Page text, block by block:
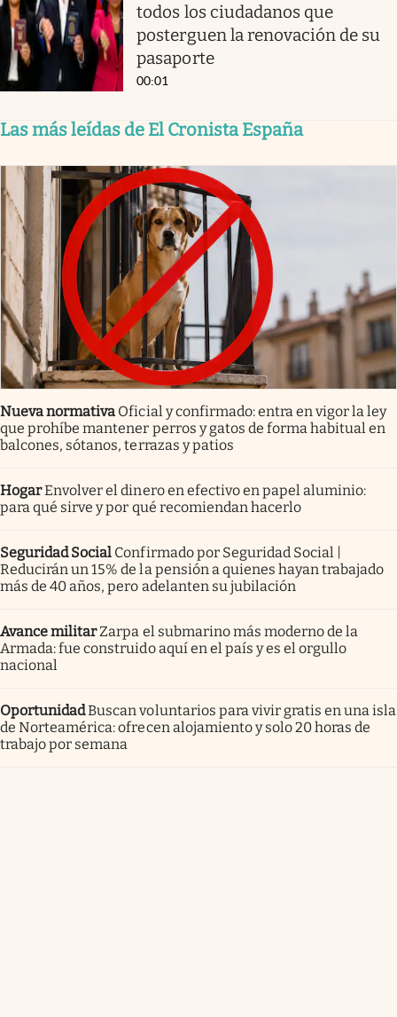
todos los ciudadanos que
posterguen la renovación de su
pasaporte
00:01
Las más leídas de El Cronista España
Nueva normativa Oficial y confirmado: entra en vigor la ley
que prohíbe mantener perros y gatos de forma habitual en
balcones, sótanos, terrazas y patios
HogarEnvolver el dinero en efectivo en papel aluminio:
para qué sirve y por qué recomiendan hacerlo
Seguridad Social Confirmado por Seguridad Social |
Reducirán un 15% de la pensión a quienes hayan trabajado
más de 40 años, pero adelanten su jubilación
Avance militarZarpa el submarino más moderno de la
Armada: fue construido aquí en el país y es el orgullo
nacional
OportunidadBuscan voluntarios para vivir gratis en una isla
de Norteamérica: ofrecen alojamiento y solo 20 horas de
trabajo por semana